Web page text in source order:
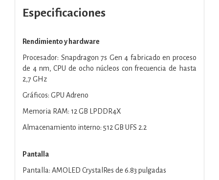
Especificaciones
Rendimiento y hardware
Procesador: Snapdragon 7s Gen 4 fabricado en proceso
de 4 nm, CPU de ocho núcleos con frecuencia de hasta
2,7 GHz
Gráficos: GPU Adreno
Memoria RAM: 12 GB LPDDR4X
Almacenamiento interno: 512 GB UFS 2.2
Pantalla
Pantalla: AMOLED CrystalRes de 6.83 pulgadas